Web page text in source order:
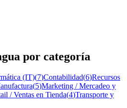
por categoría
(IT)(7)Contabilidad(6)Recursos
(5)Marketing / Mercadeo y
/ Ventas en Tienda(4)Transporte y